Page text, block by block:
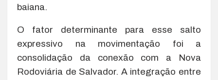
baiana.
O fator determinante para esse salto
expressivo na movimentação foi a
consolidação da conexão com a Nova
Rodoviária de Salvador. A integração entre